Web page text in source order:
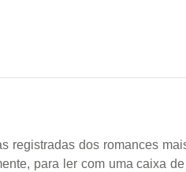
registradas dos romances
para ler com uma caixa